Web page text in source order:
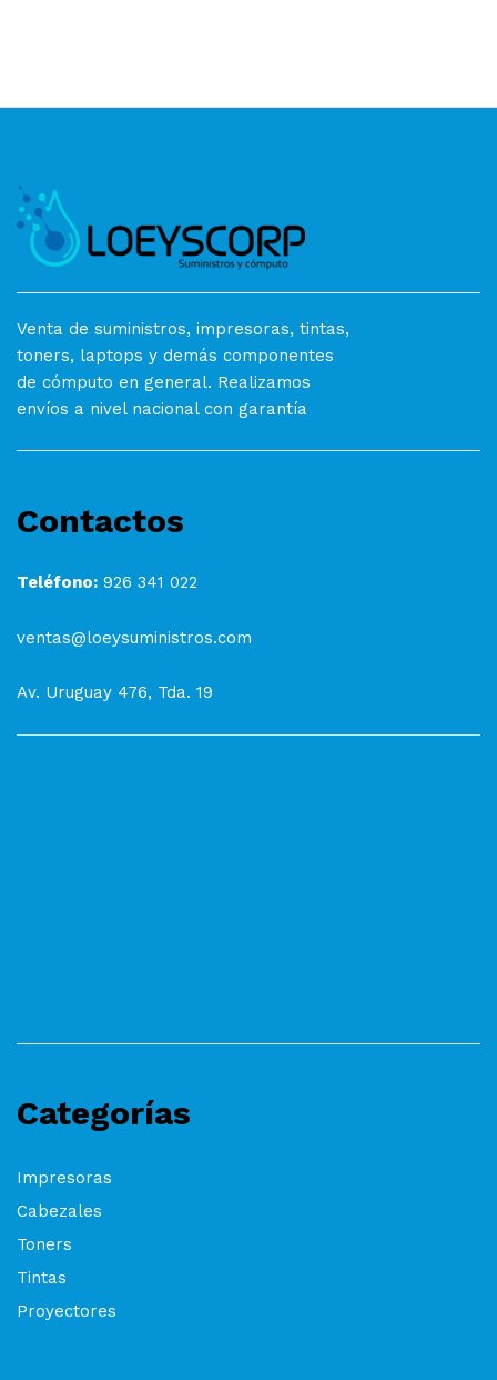
Venta de suministros, impresoras, tintas,
toners, laptops y demás componentes
de cómputo en general. Realizamos
envíos a nivel nacional con garantía
Contactos
Teléfono: 926 341 022
ventas@loeysuministros.com
Av. Uruguay 476, Tda. 19
Categorías
Impresoras
Cabezales
Toners
Tintas
Proyectores